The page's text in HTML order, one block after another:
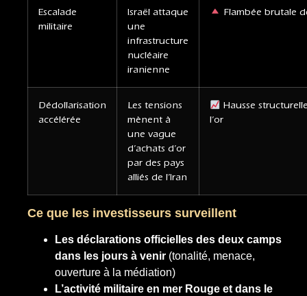
Escalade
militaire
Israël attaque
une
infrastructure
nucléaire
iranienne
Flambée brutale
Dédollarisation
accélérée
Les tensions
mènent à
une vague
d’achats d’or
par des pays
alliés de l’Iran
Hausse
l’or
Ce que les investisseurs surveillent
Les déclarations officielles des deux camps
dans les jours à venir (tonalité, menace,
ouverture à la médiation)
L’activité militaire en mer Rouge et dans le